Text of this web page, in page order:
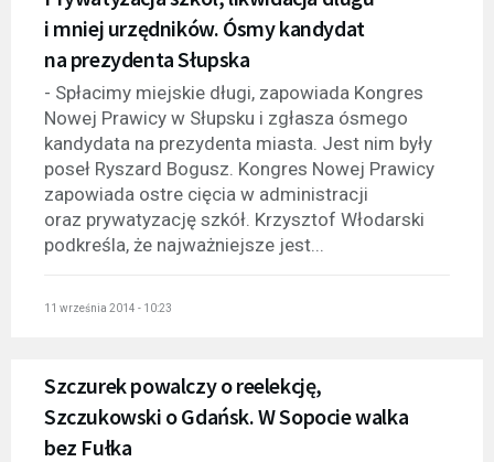
i mniej urzędników. Ósmy kandydat
na prezydenta Słupska
- Spłacimy miejskie długi, zapowiada Kongres
Nowej Prawicy w Słupsku i zgłasza ósmego
kandydata na prezydenta miasta. Jest nim były
poseł Ryszard Bogusz. Kongres Nowej Prawicy
zapowiada ostre cięcia w administracji
oraz prywatyzację szkół. Krzysztof Włodarski
podkreśla, że najważniejsze jest...
11 września 2014 - 10:23
Szczurek powalczy o reelekcję,
Szczukowski o Gdańsk. W Sopocie walka
bez Fułka